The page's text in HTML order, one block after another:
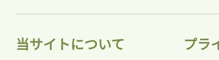
当サイトについて プラ